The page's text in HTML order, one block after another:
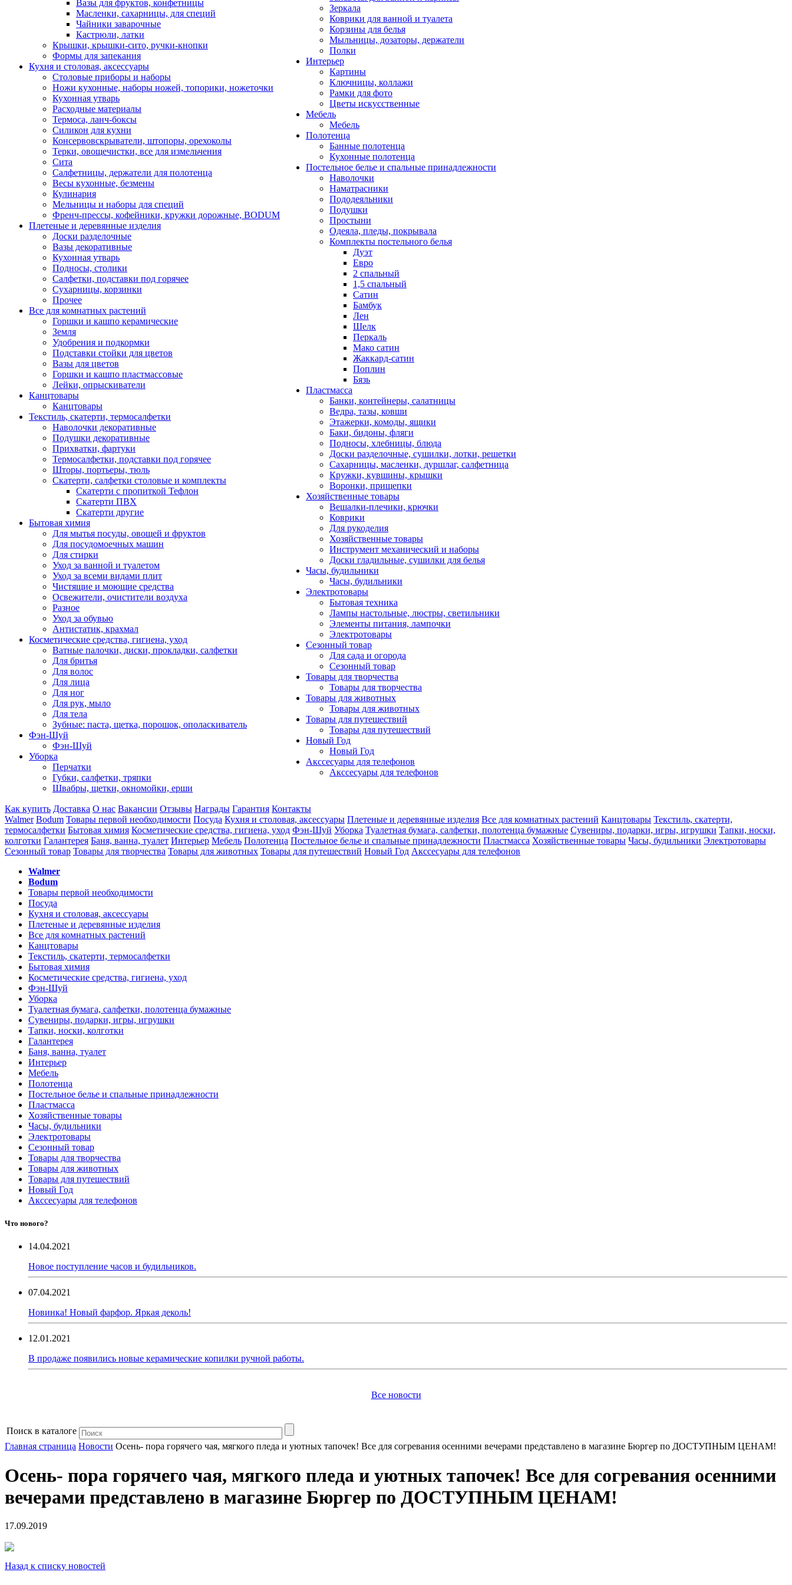
Вазы для фруктов, конфетницы
Масленки, сахарницы, для специй
Чайники заварочные
Кастрюли, латки
Крышки, крышки-сито, ручки-кнопки
Формы для запекания
Кухня и столовая, аксессуары
Столовые приборы и наборы
Ножи кухонные, наборы ножей, топорики, ножеточки
Кухонная утварь
Расходные материалы
Термоса, ланч-боксы
Силикон для кухни
Консервовскрыватели, штопоры, орехоколы
Терки, овощечистки, все для измельчения
Сита
Салфетницы, держатели для полотенца
Весы кухонные, безмены
Кулинария
Мельницы и наборы для специй
Френч-прессы, кофейники, кружки дорожные, BODUM
Плетеные и деревянные изделия
Доски разделочные
Вазы декоративные
Кухонная утварь
Подносы, столики
Салфетки, подставки под горячее
Сухарницы, корзинки
Прочее
Все для комнатных растений
Горшки и кашпо керамические
Земля
Удобрения и подкормки
Подставки стойки для цветов
Вазы для цветов
Горшки и кашпо пластмассовые
Лейки, опрыскиватели
Канцтовары
Канцтовары
Текстиль, скатерти, термосалфетки
Наволочки декоративные
Подушки декоративные
Прихватки, фартуки
Термосалфетки, подставки под горячее
Шторы, портьеры, тюль
Скатерти, салфетки столовые и комплекты
Скатерти с пропиткой Тефлон
Скатерти ПВХ
Скатерти другие
Бытовая химия
Для мытья посуды, овощей и фруктов
Для посудомоечных машин
Для стирки
Уход за ванной и туалетом
Уход за всеми видами плит
Чистящие и моющие средства
Освежители, очистители воздуха
Разное
Уход за обувью
Антистатик, крахмал
Косметические средства, гигиена, уход
Ватные палочки, диски, прокладки, салфетки
Для бритья
Для волос
Для лица
Для ног
Для рук, мыло
Для тела
Зубные: паста, щетка, порошок, ополаскиватель
Фэн-Шуй
Фэн-Шуй
Уборка
Перчатки
Губки, салфетки, тряпки
Швабры, щетки, окномойки, ерши
Зеркала
Коврики для ванной и туалета
Корзины для белья
Мыльницы, дозаторы, держатели
Полки
Интерьер
Картины
Ключницы, коллажи
Рамки для фото
Цветы искусственные
Мебель
Мебель
Полотенца
Банные полотенца
Кухонные полотенца
Постельное белье и спальные принадлежности
Наволочки
Наматрасники
Пододеяльники
Подушки
Простыни
Одеяла, пледы, покрывала
Комплекты постельного белья
Дуэт
Евро
2 спальный
1,5 спальный
Сатин
Бамбук
Лен
Шелк
Перкаль
Мако сатин
Жаккард-сатин
Поплин
Бязь
Пластмасса
Банки, контейнеры, салатницы
Ведра, тазы, ковши
Этажерки, комоды, ящики
Баки, бидоны, фляги
Подносы, хлебницы, блюда
Доски разделочные, сушилки, лотки, решетки
Сахарницы, масленки, дуршлаг, салфетница
Кружки, кувшины, крышки
Воронки, прищепки
Хозяйственные товары
Вешалки-плечики, крючки
Коврики
Для рукоделия
Хозяйственные товары
Инструмент механический и наборы
Доски гладильные, сушилки для белья
Часы, будильники
Часы, будильники
Электротовары
Бытовая техника
Лампы настольные, люстры, светильники
Элементы питания, лампочки
Электротовары
Сезонный товар
Для сада и огорода
Сезонный товар
Товары для творчества
Товары для творчества
Товары для животных
Товары для животных
Товары для путешествий
Товары для путешествий
Новый Год
Новый Год
Акссесуары для телефонов
Акссесуары для телефонов
Как купить Доставка О нас Вакансии Отзывы Награды Гарантия Контакты
Walmer Bodum Товары первой необходимости Посуда Кухня и столовая, аксессуары Плетеные и деревянные изделия Все для комнатных растений Канцтовары Текстиль, скатерти,
термосалфетки Бытовая химия Косметические средства, гигиена, уход Фэн-Шуй Уборка Туалетная бумага, салфетки, полотенца бумажные Сувениры, подарки, игры, игрушки Тапки, носки,
колготки Галантерея Баня, ванна, туалет Интерьер Мебель Полотенца Постельное белье и спальные принадлежности Пластмасса Хозяйственные товары Часы, будильники Электротовары
Сезонный товар Товары для творчества Товары для животных Товары для путешествий Новый Год Акссесуары для телефонов
Walmer
Bodum
Товары первой необходимости
Посуда
Кухня и столовая, аксессуары
Плетеные и деревянные изделия
Все для комнатных растений
Канцтовары
Текстиль, скатерти, термосалфетки
Бытовая химия
Косметические средства, гигиена, уход
Фэн-Шуй
Уборка
Туалетная бумага, салфетки, полотенца бумажные
Сувениры, подарки, игры, игрушки
Тапки, носки, колготки
Галантерея
Баня, ванна, туалет
Интерьер
Мебель
Полотенца
Постельное белье и спальные принадлежности
Пластмасса
Хозяйственные товары
Часы, будильники
Электротовары
Сезонный товар
Товары для творчества
Товары для животных
Товары для путешествий
Новый Год
Акссесуары для телефонов
Что нового?
14.04.2021
Новое поступление часов и будильников.
07.04.2021
Новинка! Новый фарфор. Яркая деколь!
12.01.2021
В продаже появились новые керамические копилки ручной работы.
Все новости
Поиск в каталоге
Главная страница Новости Осень- пора горячего чая, мягкого пледа и уютных тапочек! Все для согревания осенними вечерами представлено в магазине Бюргер по ДОСТУПНЫМ ЦЕНАМ!
Осень- пора горячего чая, мягкого пледа и уютных тапочек! Все для согревания осенними
вечерами представлено в магазине Бюргер по ДОСТУПНЫМ ЦЕНАМ!
17.09.2019
Назад к списку новостей